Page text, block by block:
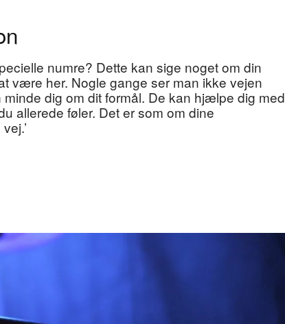
numre? Dette kan sige noget om din
være her. Nogle gange ser man ikke vejen
dig om dit formål. De kan hjælpe dig med
allerede føler. Det er som om dine